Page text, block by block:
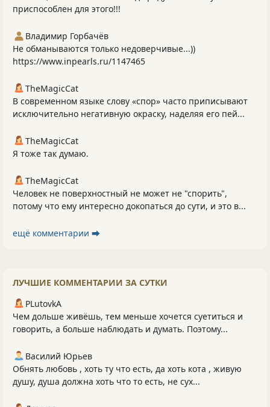
приспособлен для этого!!!
Владимир Горбачёв
Не обманываются только недоверчивые...))
https://www.inpearls.ru/1147465
TheMagicCat
В современном языке слову «спор» часто приписывают
исключительно негативную окраску, наделяя его пей...
TheMagicCat
Я тоже так думаю.
TheMagicCat
Человек не поверхностный не может не "спорить",
потому что ему интересно докопаться до сути, и это в...
ещё комментарии ⮕
ЛУЧШИЕ КОММЕНТАРИИ ЗА СУТКИ
PLutоvkА
Чем дольше живёшь, тем меньше хочется суетиться и
говорить, а больше наблюдать и думать. Поэтому...
Василий Юрьев
Обнять любовь , хоть ту что есть, да хоть кота , живую
душу, душа должна хоть что то есть, не сух...